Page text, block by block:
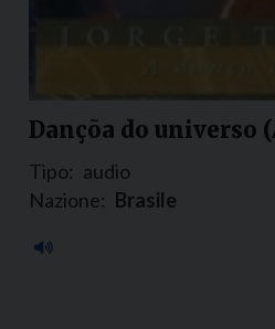
Dançõa do universo
Tipo: audio
Nazione: Brasile